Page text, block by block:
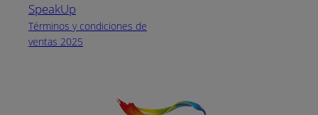
SpeakUp
Términos y condiciones de
ventas 2025